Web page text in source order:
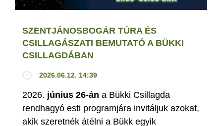
SZENTJÁNOSBOGÁR TÚRA ÉS
CSILLAGÁSZATI BEMUTATÓ A BÜKKI
CSILLAGDÁBAN
2026.06.12. 14:39
2026. június 26-án a Bükki Csillagda
rendhagyó esti programjára invitáljuk azokat,
akik szeretnék átélni a Bükk egyik